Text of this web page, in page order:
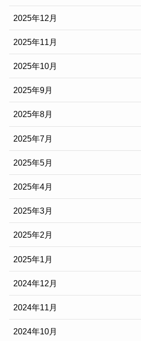
2025年12月
2025年11月
2025年10月
2025年9月
2025年8月
2025年7月
2025年5月
2025年4月
2025年3月
2025年2月
2025年1月
2024年12月
2024年11月
2024年10月